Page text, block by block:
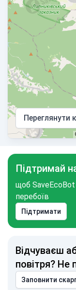
Переглянути
Підтримай
щоб SaveEcoBot
перебоїв
Підтримати
Відчуваєш
повітря? Не
Заповнити